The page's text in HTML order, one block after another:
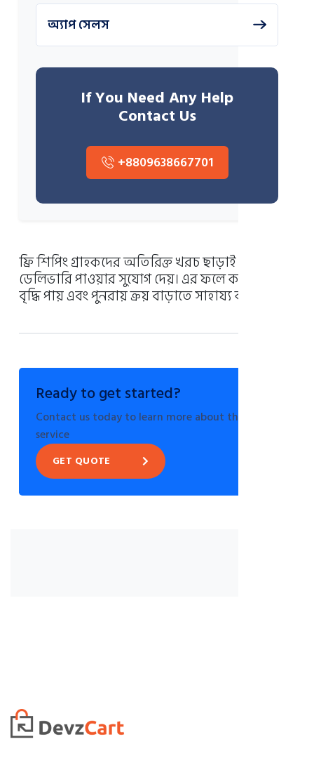
অ্যাপ সেলস
If You Need Any Help
Contact Us
+8809638667701
ফ্রি শিপিং গ্রাহকদের অতিরিক্ত খরচ ছাড়াই পণ্য
ডেলিভারি পাওয়ার সুযোগ দেয়। এর ফলে কনভার্সন
বৃদ্ধি পায় এবং পুনরায় ক্রয় বাড়াতে সাহায্য করে।
Ready to get started?
Contact us today to learn more about this
service
GET QUOTE